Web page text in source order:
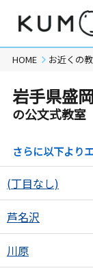
HOME お近くの
岩手県盛
の公文式教室
さらに以下より
(丁目なし)
芦名沢
川原